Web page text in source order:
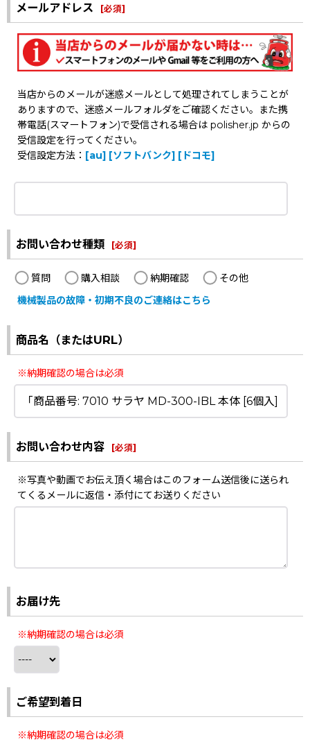
メールアドレス [必須]
当店からのメールが迷惑メールとして処理されてしまうことが
ありますので、迷惑メールフォルダをご確認ください。また携
帯電話(スマートフォン)で受信される場合は polisher.jp からの
受信設定を行ってください。
受信設定方法： [au] [ソフトバンク] [ドコモ]
お問い合わせ種類 [必須]
質問 購入相談 納期確認
その他
機械製品の故障・初期不良のご連絡はこちら
商品名（またはURL）
※納期確認の場合は必須
お問い合わせ内容 [必須]
※写真や動画でお伝え頂く場合はこのフォーム送信後に送られ
てくるメールに返信・添付にてお送りください
お届け先
※納期確認の場合は必須
ご希望到着日
※納期確認の場合は必須